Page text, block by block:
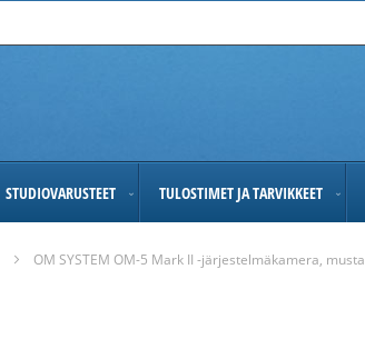
STUDIOVARUSTEET TULOSTIMET JA TARVIKKEET
OM SYSTEM OM-5 Mark II -järjestelmäkamera, musta